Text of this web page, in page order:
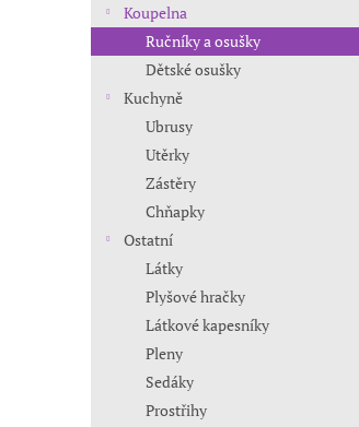
Koupelna
Ručníky a osušky
Dětské osušky
Kuchyně
Ubrusy
Utěrky
Zástěry
Chňapky
Ostatní
Látky
Plyšové hračky
Látkové kapesníky
Pleny
Sedáky
Prostřihy